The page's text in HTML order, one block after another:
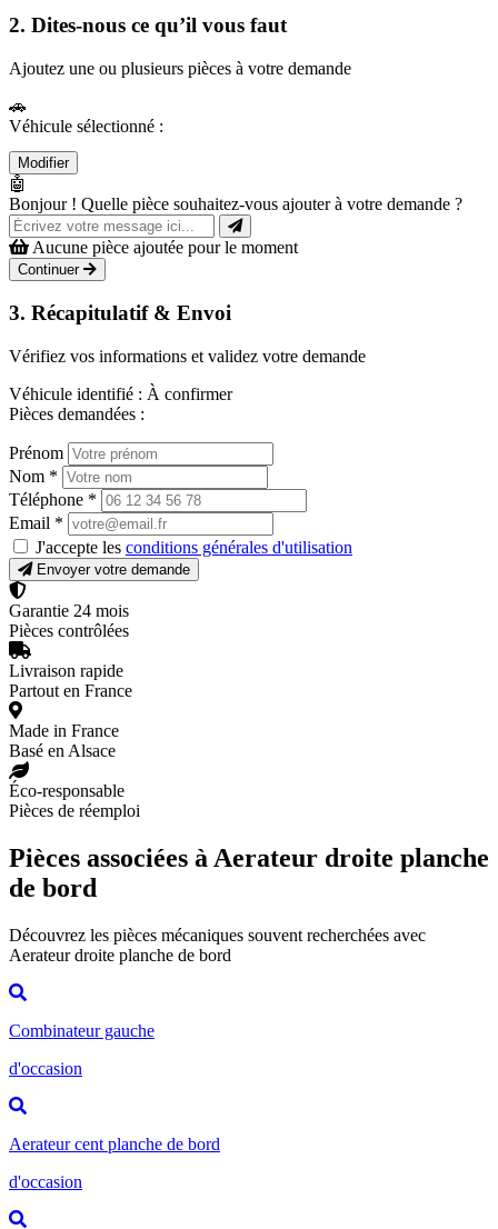
2. Dites-nous ce qu’il vous faut
Ajoutez une ou plusieurs pièces à votre demande
🚗
Véhicule sélectionné :
Modifier
🤖
Bonjour ! Quelle pièce souhaitez-vous ajouter à votre demande ?
Aucune pièce ajoutée pour le moment
Continuer
3. Récapitulatif & Envoi
Vérifiez vos informations et validez votre demande
Véhicule identifié : À confirmer
Pièces demandées :
Prénom
Nom *
Téléphone *
Email *
J'accepte les conditions générales d'utilisation
Envoyer votre demande
Garantie 24 mois
Pièces contrôlées
Livraison rapide
Partout en France
Made in France
Basé en Alsace
Éco-responsable
Pièces de réemploi
Pièces associées à Aerateur droite planche
de bord
Découvrez les pièces mécaniques souvent recherchées avec
Aerateur droite planche de bord
Combinateur gauche
d'occasion
Aerateur cent planche de bord
d'occasion